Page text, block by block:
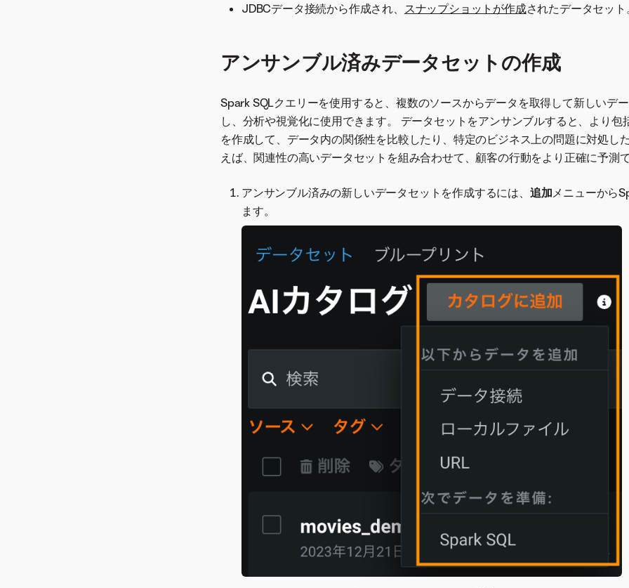
JDBCデータ接続から作成され、
スナップショットが作成されたデータセット
アンサンブル済みデータセットの作成
Spark SQLクエリーを使用すると、複数のソースからデータを取得して新しいデ
し、分析や視覚化に使用できます。 データセットをアンサンブルすると、より包
を作成して、データ内の関係性を比較したり、特定のビジネス上の問題に対処し
えば、関連性の高いデータセットを組み合わせて、顧客の行動をより正確に予測で
アンサンブル済みの新しいデータセットを作成するには、 追加 メニューから
ます。